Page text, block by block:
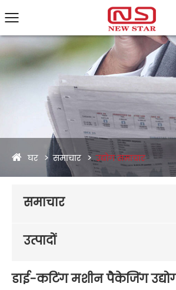
घर समाचार उद्योग समाचार
समाचार
उत्पादों
डाई-कटिंग मशीन पैकेजिंग